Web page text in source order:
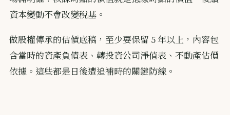
資本變動不會改變稅基。
做股權傳承的估價底稿，至少要保留 5 年以上，內容包
含當時的資產負債表、轉投資公司淨值表、不動產估價
依據。這些都是日後遭追補時的關鍵防線。